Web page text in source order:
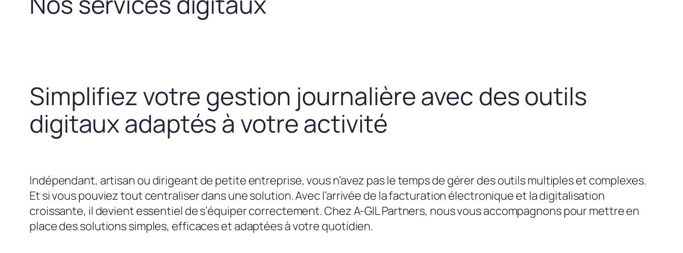
Simplifiez votre gestion journalière avec des outils
digitaux adaptés à votre activité
Indépendant, artisan ou dirigeant de petite entreprise, vous n’avez pas le temps de gérer des outils multiples et complexes.
Et si vous pouviez tout centraliser dans une solution. Avec l’arrivée de la facturation électronique et la digitalisation
croissante, il devient essentiel de s’équiper correctement. Chez A-GIL Partners, nous vous accompagnons pour mettre en
place des solutions simples, efficaces et adaptées à votre quotidien.